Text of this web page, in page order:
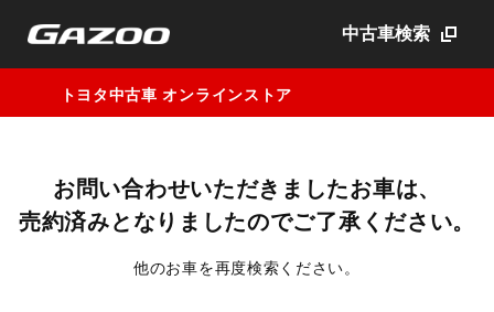
中古車検索
トヨタ中古車 オンラインストア
お問い合わせいただきましたお車は、
売約済みとなりましたのでご了承ください。
他のお車を再度検索ください。